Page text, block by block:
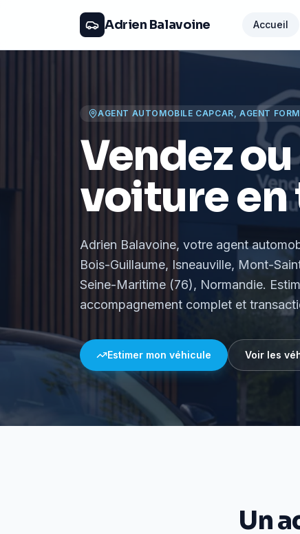
Adrien Balavoine Accueil
AGENT AUTOMOBILE CAPCAR, AGENT
Vendez
voiture
Adrien Balavoine, votre agent
Bois-Guillaume, Isneauville, Mont-
Seine-Maritime (76), Normandie.
accompagnement complet et
Estimer mon véhicule Voir les
Un